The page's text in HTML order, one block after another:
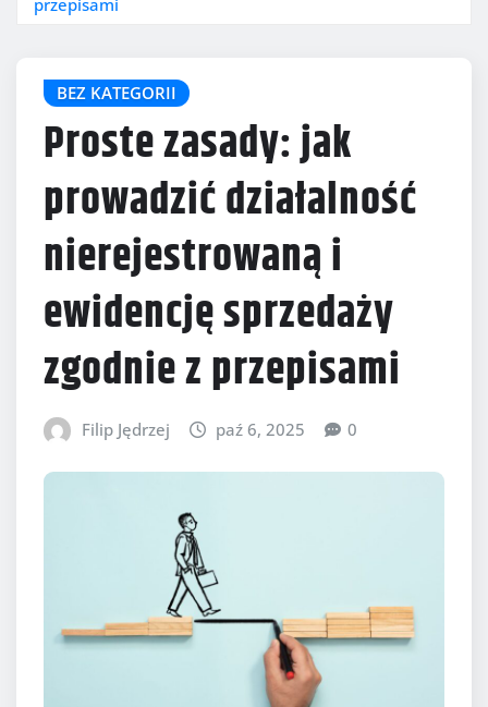
BEZ KATEGORII
Proste zasady: jak
prowadzić działalność
nierejestrowaną i
ewidencję sprzedaży
zgodnie z przepisami
Filip Jędrzej paź 6, 2025 0